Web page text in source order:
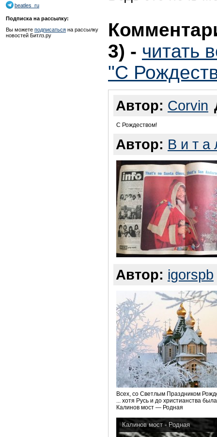
beatles_ru
Подписка на рассылку:
Вы можете подписаться на рассылку
новостей Битлз.ру
3) - читать
"С
Автор: Corvin
С Рождеством!
Автор: В и т а
Автор: igorspb
Всех, со Светлым Праздником
... хотя Русь и до христианства
Калинов мост — Родная
Калинов мост - Родная